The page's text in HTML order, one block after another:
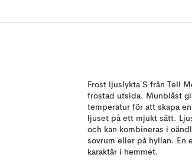
Frost ljuslykta S från Tell
frostad utsida. Munblåst
temperatur för att skapa
ljuset på ett mjukt sätt.
och kan kombineras i
sovrum eller på hyllan. En
karaktär i hemmet.